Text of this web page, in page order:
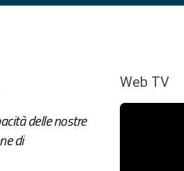
delle nostre
di
Web TV